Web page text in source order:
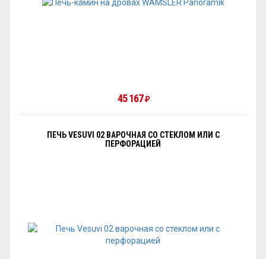
45 167₽
ПЕЧЬ VESUVI 02 ВАРОЧНАЯ СО СТЕКЛОМ ИЛИ С
ПЕРФОРАЦИЕЙ